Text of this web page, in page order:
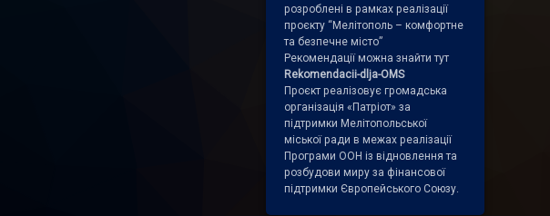
розроблені в рамках реалізації
проєкту “Мелітополь – комфортне
та безпечне місто”
Рекомендації можна знайти тут
Rekomendacii-dlja-OMS
Проєкт реалізовує громадська
організація «Патріот» за
підтримки Мелітопольської
міської ради в межах реалізації
Програми ООН із відновлення та
розбудови миру за фінансової
підтримки Європейського Союзу.